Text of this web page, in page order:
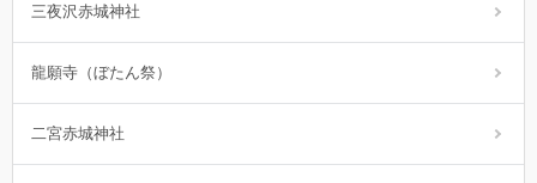
三夜沢赤城神社
龍願寺（ぼたん祭）
二宮赤城神社